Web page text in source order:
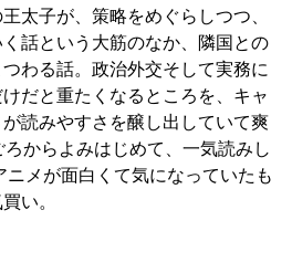
太子が、策略をめぐらしつつ、
話という大筋のなか、隣国との
わる話。政治外交そして実務に
だと重たくなるところを、キャ
読みやすさを醸し出していて爽
からよみはじめて、一気読みし
ニメが面白くて気になっていたも
い。